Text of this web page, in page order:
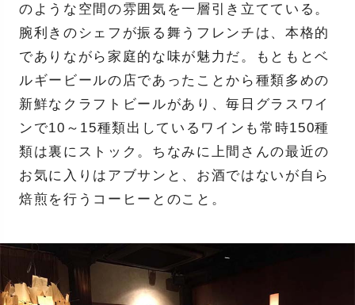
のような空間の雰囲気を一層引き立てている。
腕利きのシェフが振る舞うフレンチは、本格的
でありながら家庭的な味が魅力だ。もともとベ
ルギービールの店であったことから種類多めの
新鮮なクラフトビールがあり、毎日グラスワイ
ンで10～15種類出しているワインも常時150種
類は裏にストック。ちなみに上間さんの最近の
お気に入りはアブサンと、お酒ではないが自ら
焙煎を行うコーヒーとのこと。